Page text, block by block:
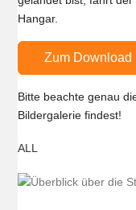
Hangar.
Zum Download
Bitte beachte genau
Bildergalerie findest!
ALL